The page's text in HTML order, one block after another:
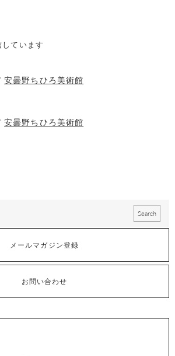
ています
安曇野ちひろ美術館
安曇野ちひろ美術館
メールマガジン登録
お問い合わせ